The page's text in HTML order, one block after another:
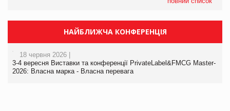
НАЙБЛИЖЧА КОНФЕРЕНЦІЯ
18 червня 2026 |
3-4 вересня Виставки та конференції PrivateLabel&FMCG Master-
2026: Власна марка - Власна перевага